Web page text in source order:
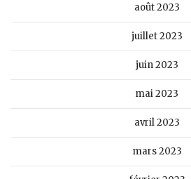
août 2023
juillet 2023
juin 2023
mai 2023
avril 2023
mars 2023